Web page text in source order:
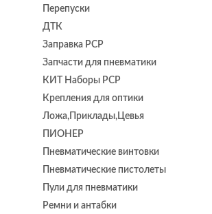
Перепуски
ДТК
Заправка PCP
Запчасти для пневматики
КИТ Наборы PCP
Крепления для оптики
Ложа,Приклады,Цевья
ПИОНЕР
Пневматические винтовки
Пневматические пистолеты
Пули для пневматики
Ремни и антабки